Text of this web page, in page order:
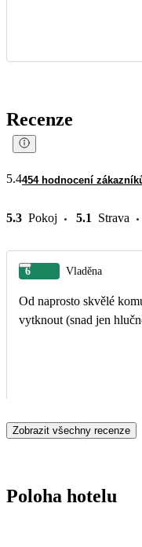
Recenze
5.4454 hodnocení
5.3 Pokoj 5.1 Strava
6 Vladěna
Od naprosto skvělé
vytknout (snad jen
Zobrazit všechny recenze
Poloha hotelu